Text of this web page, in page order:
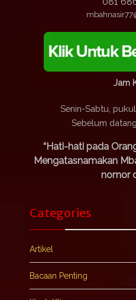
Jam
Senin-Sabtu,
Sebelum
“Hati-hati pada
Mengatasnamakan
nomor
Categories
Artikel
Bacaan Penting